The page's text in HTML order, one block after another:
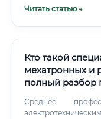
отраслях).
Читать статью →
Кто такой
мехатронных и
полный разбор
Среднее